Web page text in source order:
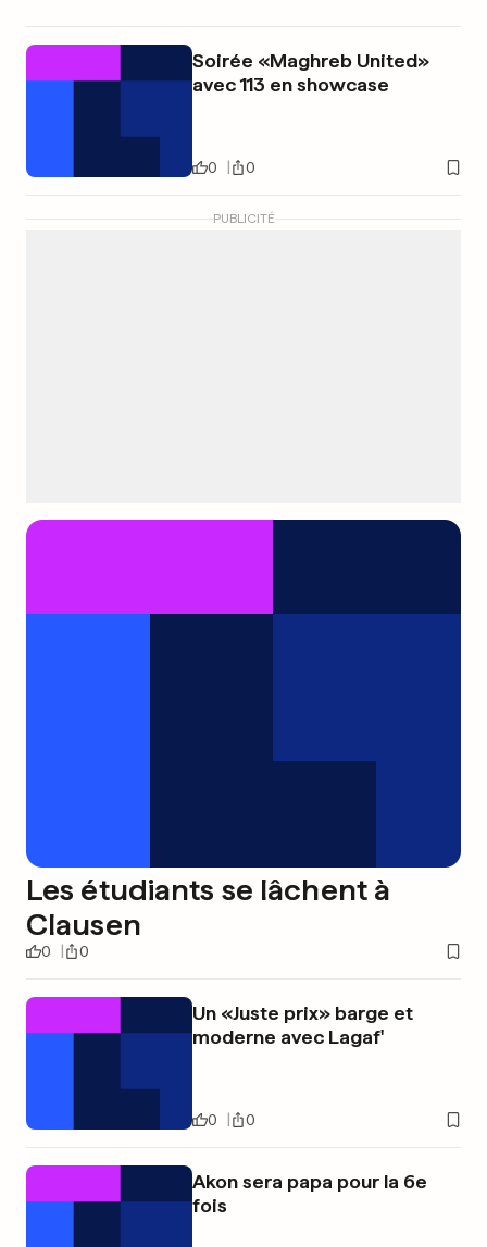
Soirée «Maghreb United»
avec 113 en showcase
0 0
PUBLICITÉ
Les étudiants se lâchent à
Clausen
0 0
Un «Juste prix» barge et
moderne avec Lagaf'
0 0
Akon sera papa pour la 6e
fois